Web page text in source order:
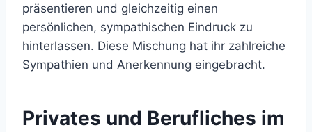
präsentieren und gleichzeitig einen
persönlichen, sympathischen Eindruck zu
hinterlassen. Diese Mischung hat ihr zahlreiche
Sympathien und Anerkennung eingebracht.
Privates und Berufliches im